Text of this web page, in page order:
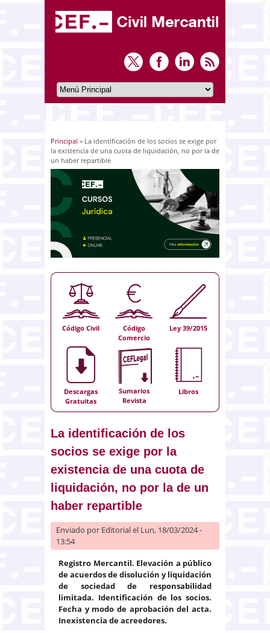
Usted está aquí
Principal » La identificación de los socios se exige por
la existencia de una cuota de liquidación, no por la de
un haber repartible
Código Civil
Código
Comercio
Ley 39/2015
Descargas
Gratuitas
Sumarios
Revista
Libros
La identificación de los
socios se exige por la
existencia de una cuota de
liquidación, no por la de un
haber repartible
Enviado por Editorialel Lun, 18/03/2024 -
13:54
Registro Mercantil. Elevación a público
de acuerdos de disolución y liquidación
de sociedad de responsabilidad
limitada. Identificación de los socios.
Fecha y modo de aprobación del acta.
Inexistencia de acreedores.